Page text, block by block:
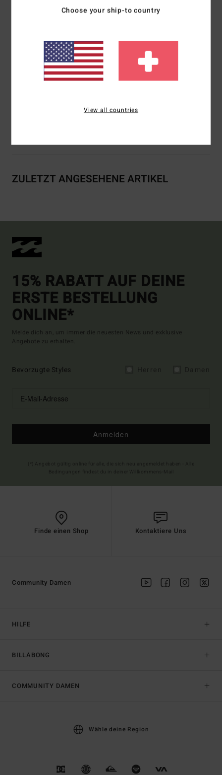
Bodycon-Passform
Ärmel:Ärmellos
Metall-Logo
Andere Features: Auslassungsdetails hinten und seitlich
ZULETZT ANGESEHENE ARTIKEL
15% RABATT AUF DEINE
ERSTE BESTELLUNG
ONLINE*
Melde dich an, um immer die neuesten News und exklusive
Angebote zu erhalten.
Bevorzugte Styles
Anmelden
Finde einen Shop Kontaktiere Uns
HILFE
BILLABONG
Community Damen
COMMUNITY DAMEN
Wähle deine Region
Choose your ship-to country
View all countries